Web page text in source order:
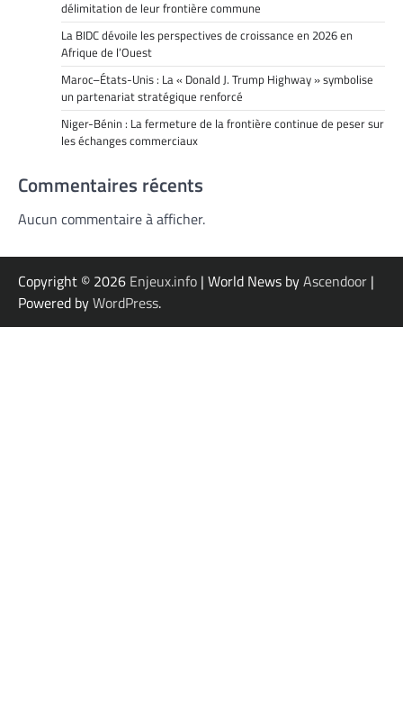
délimitation de leur frontière commune
La BIDC dévoile les perspectives de croissance en 2026 en
Afrique de l’Ouest
Maroc–États-Unis : La « Donald J. Trump Highway » symbolise
un partenariat stratégique renforcé
Niger-Bénin : La fermeture de la frontière continue de peser sur
les échanges commerciaux
Commentaires récents
Aucun commentaire à afficher.
Copyright © 2026 Enjeux.info | World News byAscendoor |
Powered byWordPress.